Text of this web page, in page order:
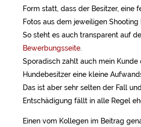
Form statt, dass der Besitzer, eine
Fotos aus dem jeweiligen
So steht es auch transparent auf
Bewerbungsseite.
Sporadisch zahlt auch mein Kunde
Hundebesitzer eine kleine
Das ist aber sehr selten der Fall
Entschädigung fällt in alle Regel
Einen vom Kollegen im Beitrag